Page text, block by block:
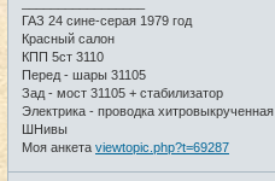
ГАЗ 24 сине-серая 1979 год
Красный салон
КПП 5ст 3110
Перед - шары 31105
Зад - мост 31105 + стабилизатор
Электрика - проводка
ШНивы
Моя анкета viewtopic.php?t=69287